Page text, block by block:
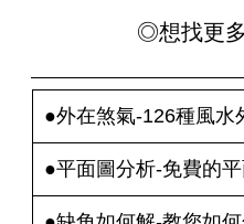
◎想找更
●外在煞氣-126種風水
●平面圖分析-免費的